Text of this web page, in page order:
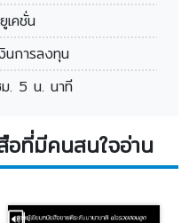
เคชั่น
นการลงทุน
. 5 น. นาที
อที่มีคนสนใจอ่าน